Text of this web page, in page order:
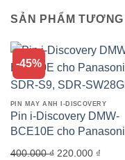
SẢN PHẨM
-45%
PIN MÁY ẢNH I-DISCOVERY
Pin i-Discovery DMW-
BCE10E cho
400.000₫ Giá
220.000 ₫Giá